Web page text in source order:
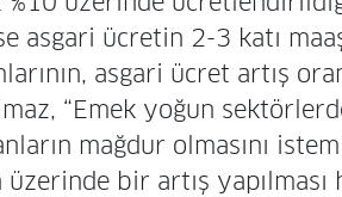
asgari ücretin 2-3 katı
asgari ücret artış
“Emek yoğun
mağdur olmasını
bir artış